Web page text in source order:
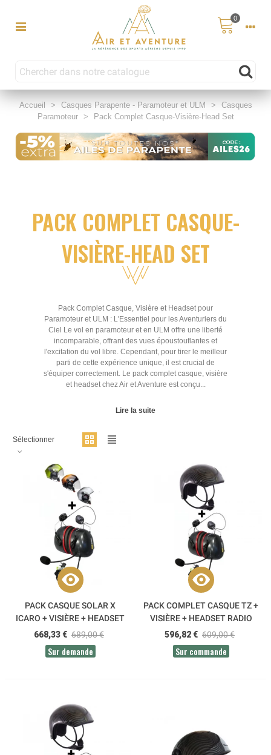
0
Accueil > Casques Parapente - Paramoteur et ULM >
Casques
Paramoteur
> Pack Complet Casque-Visière-Head Set
PACK COMPLET CASQUE-
VISIÈRE-HEAD SET
Pack Complet Casque, Visière et Headset pour
Paramoteur et ULM : L'Essentiel pour les Aventuriers du
Ciel Le vol en paramoteur et en ULM offre une liberté
incomparable, offrant des vues époustouflantes et
l'excitation du vol libre. Cependant, pour tirer le meilleur
parti de cette expérience unique, il est crucial de
s'équiper correctement. Le pack complet casque, visière
et headset chez Air et Aventure est conçu...
Lire la suite
Sélectionner
PACK CASQUE SOLAR X
ICARO + VISIÈRE + HEADSET
RADIO ALPHATEC PREMIUM
668,33 € 689,00 €
Sur demande
PACK COMPLET CASQUE TZ +
VISIÈRE + HEADSET RADIO
ALPHATEC PREMIUM S3
37DB
596,82 € 609,00 €
Sur commande